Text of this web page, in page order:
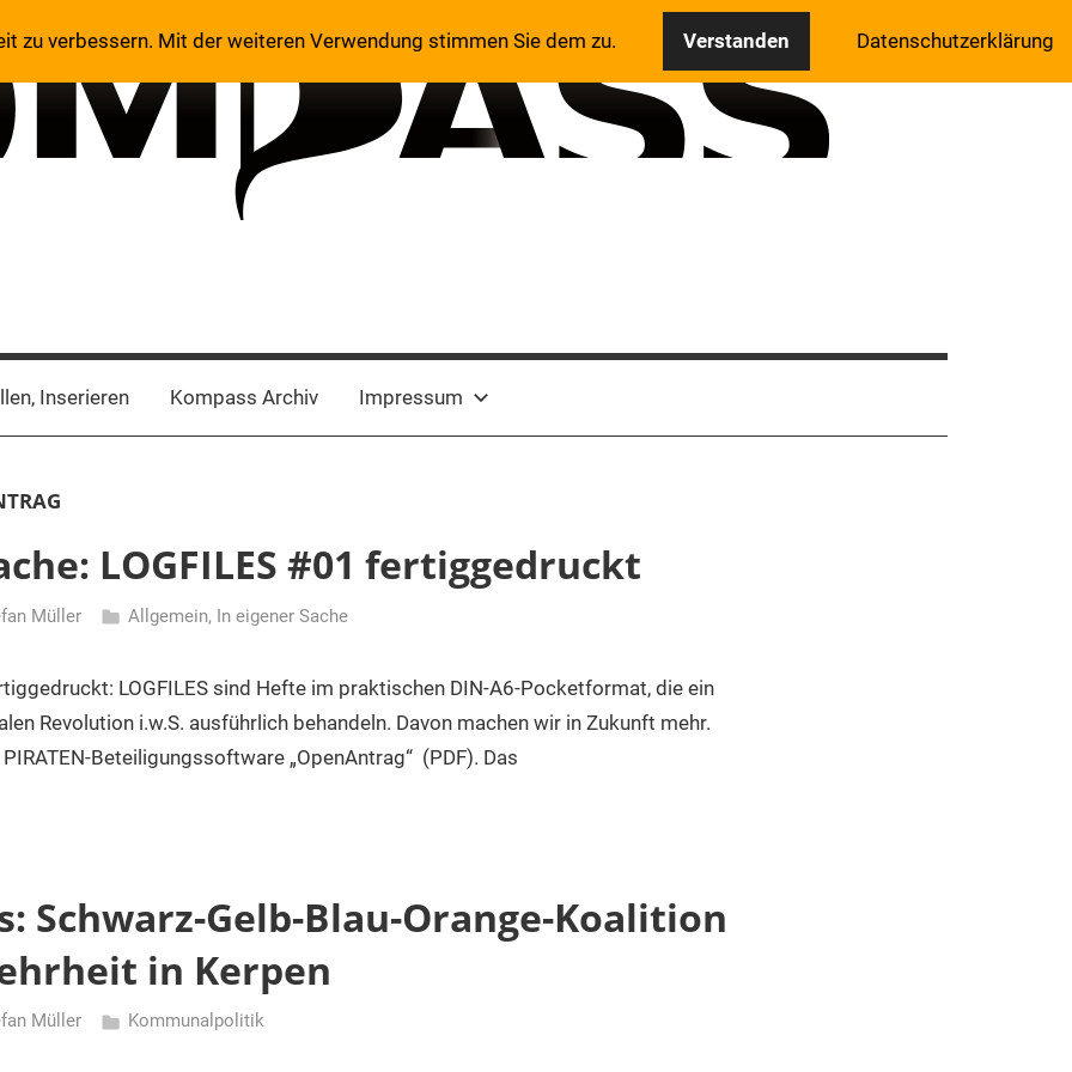
Inserieren Kompass Archiv Impressum
LOGFILES #01 fertiggedruckt
Müller Allgemein, In eigener Sache
LOGFILES sind Hefte im praktischen DIN-A6-Pocketformat, die ein
Revolution i.w.S. ausführlich behandeln. Davon machen wir in Zukunft mehr.
Beteiligungssoftware „OpenAntrag“ (PDF). Das
Schwarz-Gelb-Blau-Orange-Koalition
in Kerpen
Müller Kommunalpolitik
zu verbessern. Mit der weiteren Verwendung stimmen Sie dem zu. Verstanden Datenschutzerklärung